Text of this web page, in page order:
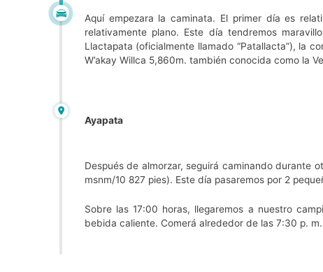
Aquí empezara la caminata. El primer día es
relativamente plano. Este día tendremos
Llactapata (oficialmente llamado “Patallacta”), la
W’akay Willca 5,860m. también conocida como la
Ayapata
Después de almorzar, seguirá caminando durante
msnm/10 827 pies). Este día pasaremos por 2
Sobre las 17:00 horas, llegaremos a nuestro
bebida caliente. Comerá alrededor de las 7:30 p. m.